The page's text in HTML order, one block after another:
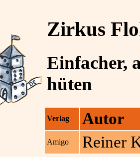
Zirkus
Einfacher,
hüten
Verlag Autor
Amigo Reiner